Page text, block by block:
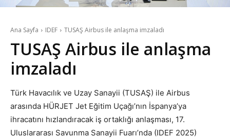
Ana Sayfa IDEF TUSAŞ Airbus ile anlaşma imzaladı
TUSAŞ Airbus ile anlaşma
imzaladı
Türk Havacılık ve Uzay Sanayii (TUSAŞ) ile Airbus
arasında HÜRJET Jet Eğitim Uçağı’nın İspanya’ya
ihracatını hızlandıracak iş ortaklığı anlaşması, 17.
Uluslararası Savunma Sanayii Fuarı’nda (IDEF 2025)